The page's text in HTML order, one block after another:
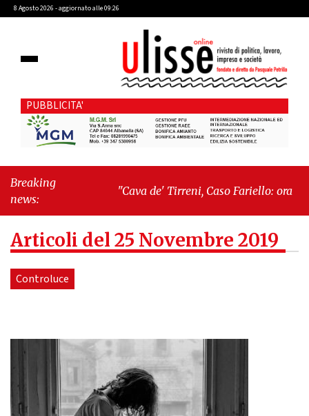
8 Agosto 2026 - aggiornato alle 09:26
PUBBLICITA'
Breaking
news:
"Cava de' Tirreni, Caso Fariello: ora torniamo
Articoli del 25 Novembre 2019
Controluce